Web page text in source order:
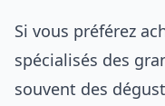
Si vous préférez
spécialisés des
souvent des